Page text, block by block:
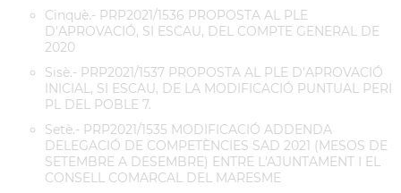
Cinquè.- PRP2021/1536 PROPOSTA AL PLE
D’APROVACIÓ, SI ESCAU, DEL COMPTE GENERAL DE
2020
Sisè.- PRP2021/1537 PROPOSTA AL PLE D’APROVACIÓ
INICIAL, SI ESCAU, DE LA MODIFICACIÓ PUNTUAL PERI
PL DEL POBLE 7.
Setè.- PRP2021/1535 MODIFICACIÓ ADDENDA
DELEGACIÓ DE COMPETÈNCIES SAD 2021 (MESOS DE
SETEMBRE A DESEMBRE) ENTRE L'AJUNTAMENT I EL
CONSELL COMARCAL DEL MARESME